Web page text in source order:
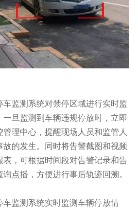
监测系统对禁停区域进行实时监
旦监测到车辆违规停放时，立即
理中心，提醒现场人员和监管人
故的发生。同时将告警截图和视频
表，可根据时间段对告警记录和告
点播，方便进行事后轨迹回溯。
监测系统实时监测车辆停放情